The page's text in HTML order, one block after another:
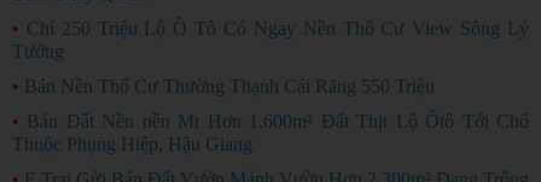
• Chỉ 250 Triệu Lộ Ô Tô Có Ngay Nền Thổ Cư View Sông Lý
Tưởng
• Bán Nền Thổ Cư Thường Thạnh Cái Răng 550 Triệu
• Bán Đất Nền nền Mt Hơn 1.600m² Đất Thịt Lộ Ôtô Tới Chổ
Thuộc Phụng Hiệp, Hậu Giang